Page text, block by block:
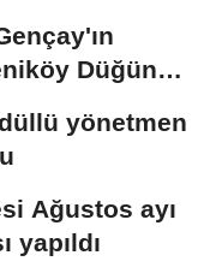
Düğün
yönetmen
Ağustos ayı
yapıldı